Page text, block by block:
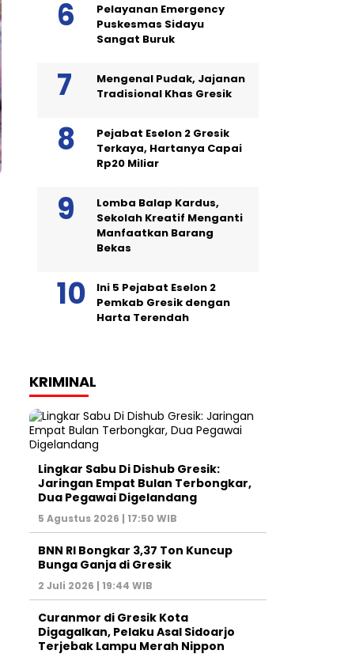
Pelayanan Emergency
Puskesmas Sidayu
Sangat Buruk
Mengenal Pudak, Jajanan
Tradisional Khas Gresik
Pejabat Eselon 2 Gresik
Terkaya, Hartanya Capai
Rp20 Miliar
Lomba Balap Kardus,
Sekolah Kreatif Menganti
Manfaatkan Barang
Bekas
Ini 5 Pejabat Eselon 2
Pemkab Gresik dengan
Harta Terendah
KRIMINAL
Lingkar Sabu Di Dishub Gresik:
Jaringan Empat Bulan Terbongkar,
Dua Pegawai Digelandang
5 Agustus 2026 | 17:50 WIB
BNN RI Bongkar 3,37 Ton Kuncup
Bunga Ganja di Gresik
2 Juli 2026 | 19:44 WIB
Curanmor di Gresik Kota
Digagalkan, Pelaku Asal Sidoarjo
Terjebak Lampu Merah Nippon